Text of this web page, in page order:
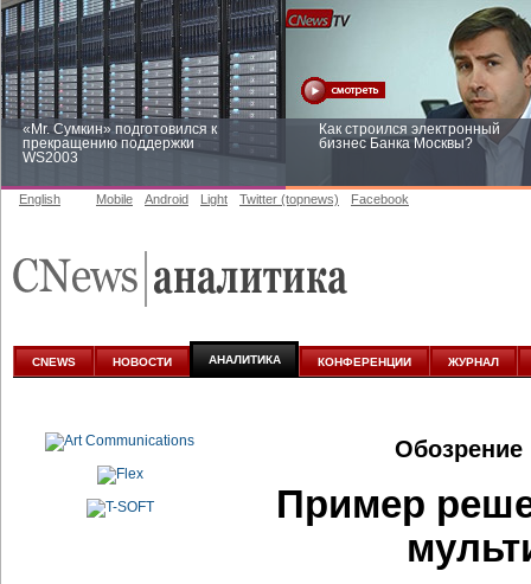
«Mr. Сумкин» подготовился к
прекращению поддержки
WS2003
Как строился электронный
бизнес Банка Москвы?
аналитике
English Mobile Android Light Twitter (topnews) Facebook
CNEWS НОВОСТИ АНАЛИТИКА КОНФЕРЕНЦИИ ЖУРНАЛ
Обозрение
Пример